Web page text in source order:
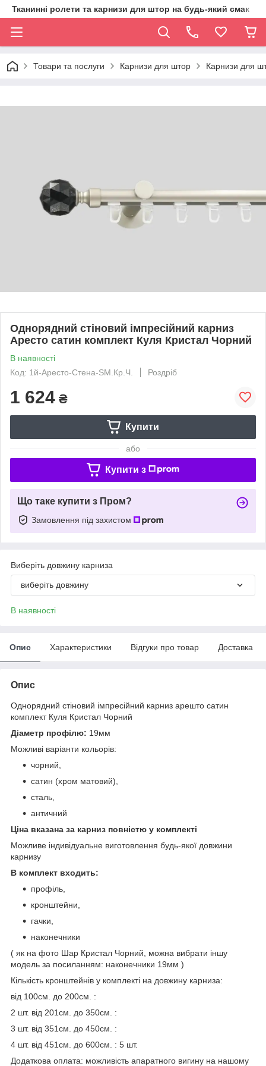
Тканинні ролети та карнизи для штор на будь-який смак
Товари та послуги Карнизи для штор Карнизи для
Однорядний стіновий імпресійний карниз
Аресто сатин комплект Куля Кристал Чорний
В наявності
Код: 1й-Аресто-Стена-SM.Кр.Ч.
Роздріб
1 624 ₴
Купити
або
Купити з
Що таке купити з Пром?
Замовлення під захистом
Виберіть довжину карниза
виберіть довжину
В наявності
Опис Характеристики Відгуки про товар Доставка
Опис
Однорядний стіновий імпресійний карниз арешто сатин
комплект Куля Кристал Чорний
Діаметр профілю: 19мм
Можливі варіанти кольорів:
чорний,
сатин (хром матовий),
сталь,
античний
Ціна вказана за карниз повністю у комплекті
Можливе індивідуальне виготовлення будь-якої довжини
карнизу
В комплект входить:
профіль,
кронштейни,
гачки,
наконечники
( як на фото Шар Кристал Чорний, можна вибрати іншу
модель за посиланням: наконечники 19мм )
Кількість кронштейнів у комплекті на довжину карниза:
від 100см. до 200см. :
2 шт. від 201см. до 350см. :
3 шт. від 351см. до 450см. :
4 шт. від 451см. до 600см. : 5 шт.
Додаткова оплата: можливість апаратного вигину на нашому